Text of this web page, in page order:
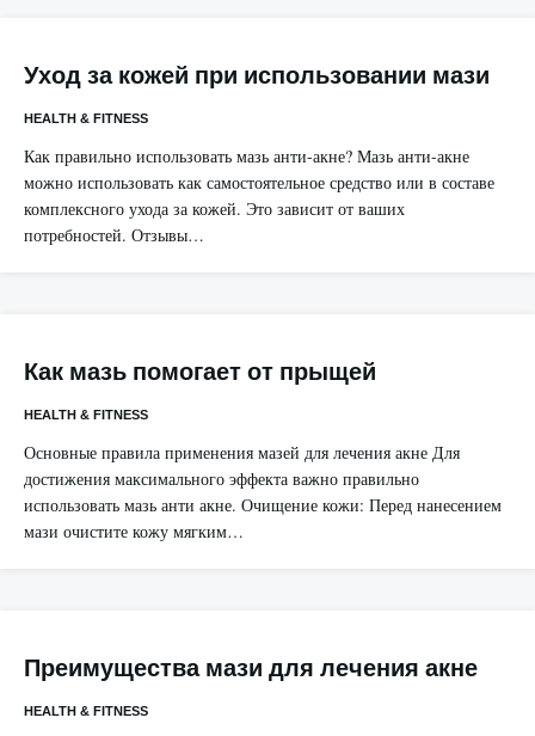
Уход за кожей при использовании мази
HEALTH & FITNESS
Как правильно использовать мазь анти-акне? Мазь анти-акне
можно использовать как самостоятельное средство или в составе
комплексного ухода за кожей. Это зависит от ваших
потребностей. Отзывы…
Как мазь помогает от прыщей
HEALTH & FITNESS
Основные правила применения мазей для лечения акне Для
достижения максимального эффекта важно правильно
использовать мазь анти акне. Очищение кожи: Перед нанесением
мази очистите кожу мягким…
Преимущества мази для лечения акне
HEALTH & FITNESS